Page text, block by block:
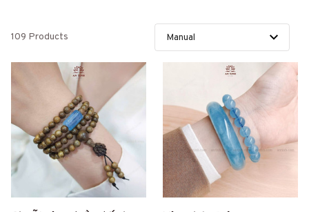
109 Products